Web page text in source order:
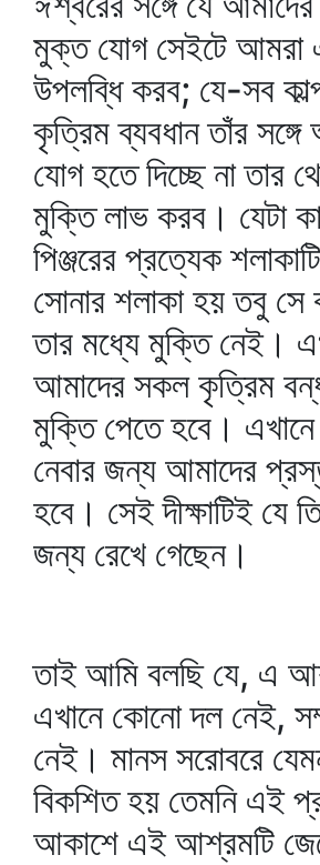
মুক্ত যোগ সেইটে আমরা
উপলব্ধি করব; যে-সব
কৃত্রিম ব্যবধান তাঁর সঙ্গে
যোগ হতে দিচ্ছে না তার
মুক্তি লাভ করব। যেটা
পিঞ্জরের প্রত্যেক
সোনার শলাকা হয় তবু সে
তার মধ্যে মুক্তি নেই।
আমাদের সকল কৃত্রিম
মুক্তি পেতে হবে। এখানে
নেবার জন্য আমাদের
হবে। সেই দীক্ষাটিই যে
জন্য রেখে গেছেন।
তাই আমি বলছি যে, এ
এখানে কোনো দল নেই,
নেই। মানস সরোবরে
বিকশিত হয় তেমনি এই
আকাশে এই আশ্রমটি